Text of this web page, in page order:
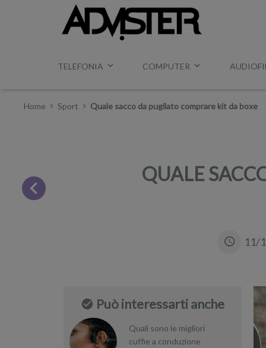
TELEFONIA COMPUTER
Home Sport Quale sacco da pugilato comprare kit da boxe
QUALE
11/
Può interessarti anche
Quali sono le migliori
cuffie a conduzione